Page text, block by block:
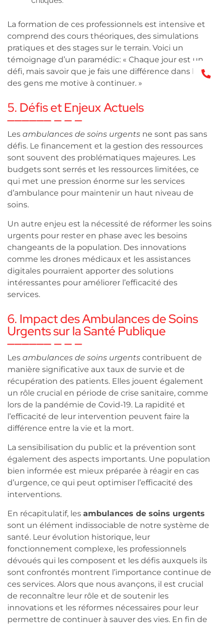
La formation de ces professionnels est intensive et
comprend des cours théoriques, des simulations
pratiques et des stages sur le terrain. Voici un
témoignage d’un paramédic: « Chaque jour est un
défi, mais savoir que je fais une différence dans la vie
des gens me motive à continuer. »
5. Défis et Enjeux Actuels
Les ambulances de soins urgents ne sont pas sans
défis. Le financement et la gestion des ressources
sont souvent des problématiques majeures. Les
budgets sont serrés et les ressources limitées, ce
qui met une pression énorme sur les services
d’ambulance pour maintenir un haut niveau de
soins.
Un autre enjeu est la nécessité de réformer les soins
urgents pour rester en phase avec les besoins
changeants de la population. Des innovations
comme les drones médicaux et les assistances
digitales pourraient apporter des solutions
intéressantes pour améliorer l’efficacité des
services.
6. Impact des Ambulances de Soins
Urgents sur la Santé Publique
Les ambulances de soins urgents contribuent de
manière significative aux taux de survie et de
récupération des patients. Elles jouent également
un rôle crucial en période de crise sanitaire, comme
lors de la pandémie de Covid-19. La rapidité et
l’efficacité de leur intervention peuvent faire la
différence entre la vie et la mort.
La sensibilisation du public et la prévention sont
également des aspects importants. Une population
bien informée est mieux préparée à réagir en cas
d’urgence, ce qui peut optimiser l’efficacité des
interventions.
En récapitulatif, les ambulances de soins urgents
sont un élément indissociable de notre système de
santé. Leur évolution historique, leur
fonctionnement complexe, les professionnels
dévoués qui les composent et les défis auxquels ils
sont confrontés montrent l’importance continue de
ces services. Alors que nous avançons, il est crucial
de reconnaître leur rôle et de soutenir les
innovations et les réformes nécessaires pour leur
permettre de continuer à sauver des vies. En fin de